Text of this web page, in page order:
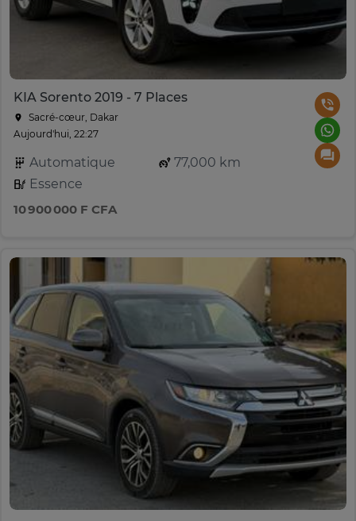
KIA Sorento 2019 - 7 Places
Sacré-cœur, Dakar
Aujourd'hui, 22:27
Automatique
77,000 km
Essence
10 900 000 F CFA